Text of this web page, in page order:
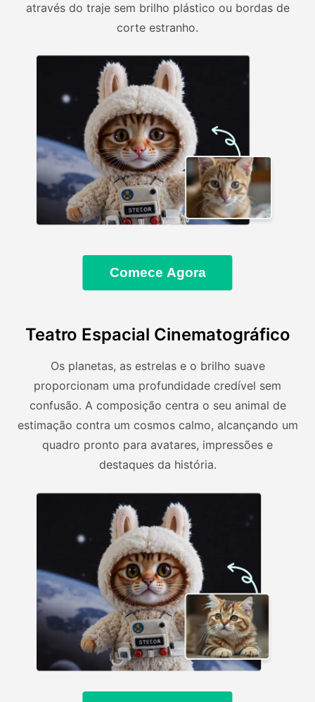
através do traje sem brilho plástico ou bordas de
corte estranho.
Comece Agora
Teatro Espacial Cinematográfico
Os planetas, as estrelas e o brilho suave
proporcionam uma profundidade credível sem
confusão. A composição centra o seu animal de
estimação contra um cosmos calmo, alcançando um
quadro pronto para avatares, impressões e
destaques da história.